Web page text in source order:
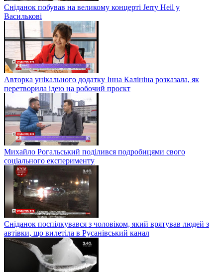
Сніданок побував на великому концерті Jerry Heil у
Василькові
Авторка унікального додатку Інна Калініна розказала, як
перетворила ідею на робочий проєкт
Михайло Рогальський поділився подробицями свого
соціального експерименту
Сніданок поспілкувався з чоловіком, який врятував людей з
автівки, що вилетіла в Русанівський канал